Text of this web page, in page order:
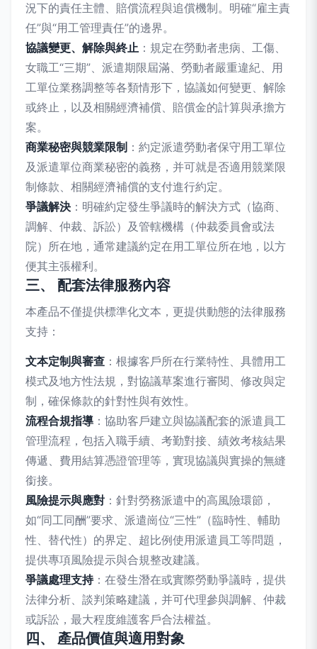
況下的責任主體、賠償流程與追償機制。明確“雇主責
任”與“用工管理責任”的邊界。
協議變更、解除與終止 ：規定在勞動者患病、工傷、
女職工“三期”、派遣期限屆滿、勞動者嚴重違紀、用
工單位業務調整等各類情形下，協議如何變更、解除
或終止，以及相關經濟補償、賠償金的計算與承擔方
案。
商業秘密與競業限制 ：約定派遣勞動者保守用工單位
及派遣單位商業秘密的義務，并可就是否適用競業限
制條款、相關經濟補償的支付進行約定。
爭議解決 ：明確約定發生爭議時的解決方式（協商、
調解、仲裁、訴訟）及管轄機構（仲裁委員會或法
院）所在地，通常建議約定在用工單位所在地，以方
便其主張權利。
三、 配套法律服務內容
本產品不僅提供標準化文本，更提供動態的法律服務
支持：
文本定制與審查 ：根據客戶所在行業特性、具體用工
模式及地方性法規，對協議草案進行審閱、修改與定
制，確保條款的針對性與有效性。
流程合規指導 ：協助客戶建立與協議配套的派遣員工
管理流程，包括入職手續、考勤對接、績效考核結果
傳遞、費用結算憑證管理等，實現協議與實操的無縫
銜接。
風險提示與應對 ：針對勞務派遣中的高風險環節，
如“同工同酬”要求、派遣崗位“三性”（臨時性、輔助
性、替代性）的界定、超比例使用派遣員工等問題，
提供專項風險提示與合規整改建議。
爭議處理支持：在發生潛在或實際勞動爭議時，提供
法律分析、談判策略建議，并可代理參與調解、仲裁
或訴訟，最大程度維護客戶合法權益。
四、 產品價值與適用對象